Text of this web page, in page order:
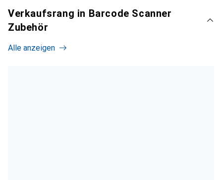
Verkaufsrang in Barcode Scanner
Zubehör
Alle anzeigen